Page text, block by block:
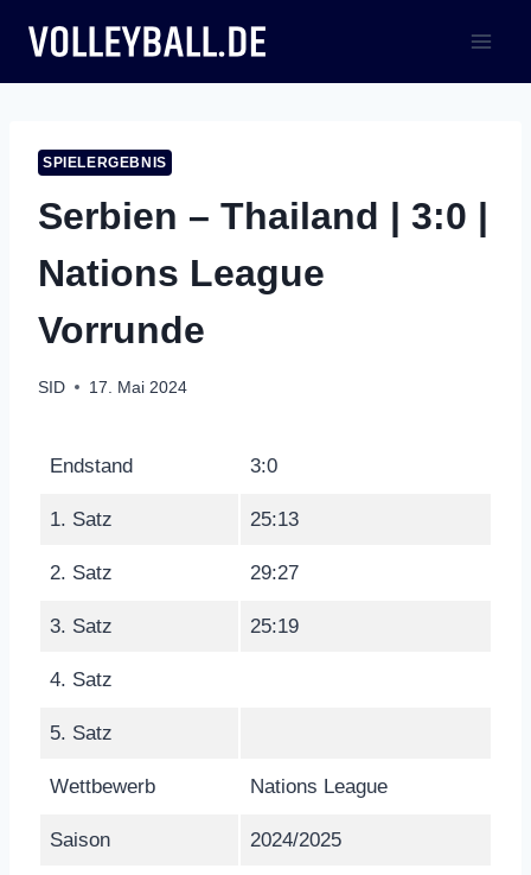
Inhalt
springen
SPIELERGEBNIS
Serbien – Thailand | 3:0 |
Nations League
Vorrunde
SID 17. Mai 2024
Endstand 3:0
1. Satz 25:13
2. Satz 29:27
3. Satz 25:19
4. Satz
5. Satz
Wettbewerb Nations League
Saison 2024/2025